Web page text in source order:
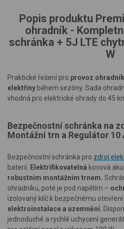
Popis produktu
ohradník -
schránka + 5J LTE
W
Praktické řešení pro provoz
elektřiny během sezóny. Sada
vhodná pro elektrické ohrady do 45
Bezpečnostní schránka na
Montážní trn a Regulátor 10
Bezpečnostní schránka pro zdroj
baterii.
Elektrifikovatelná kovová
robustním montážním trnem.
ohradníku, poté je pod napětím –
izolovaný klíč k bezpečnému
elektroinstalace a uzemnění.
jednoduché a rychlé uchycení